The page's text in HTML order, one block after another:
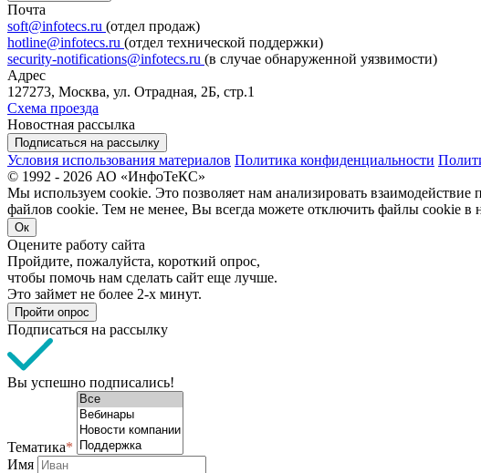
Почта
soft@infotecs.ru (отдел продаж)
hotline@infotecs.ru (отдел технической поддержки)
security-notifications@infotecs.ru (в случае обнаруженной уязвимости)
Адрес
127273, Москва, ул. Отрадная, 2Б, стр.1
Схема проезда
Новостная рассылка
Подписаться на рассылку
Условия использования материалов Политика конфиденциальности
© 1992 - 2026 АО «ИнфоТеКС»
Мы используем cookie. Это позволяет нам анализировать взаимодействие
файлов cookie. Тем не менее, Вы всегда можете отключить файлы cookie в
Ок
Оцените работу сайта
Пройдите, пожалуйста, короткий опрос,
чтобы помочь нам сделать сайт еще лучше.
Это займет не более 2-х минут.
Пройти опрос
Подписаться на рассылку
Вы успешно подписались!
Тематика*
Имя